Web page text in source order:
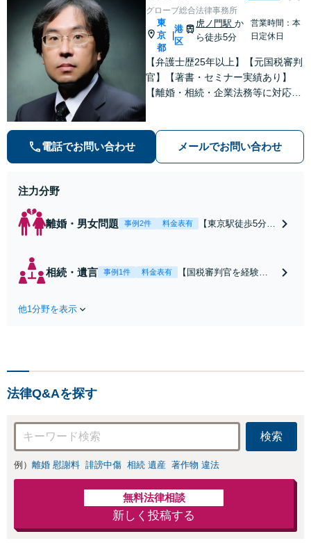
グローブ総合法律事務所
東
京
都
|
港
区
虎ノ門駅か
ら徒歩5分
営業時間：本
日定休日
【弁護士歴25年以上】【元国税審判
官】【著書・セミナー実績あり】
【離婚・相続・企業法務等に対応】
提案します
電話でお問い合わせ メールでお問い合わせ
注力分野
離婚・男女問題 事例2件 料金表有
【東京駅徒歩5分】
を描けるアドバイ
相続・遺言 事例1件 料金表有
【国税審判官を経験】
に最適な文案を考え出
他1分野を表示
法律Q&Aを探す
検索
例） 離婚 慰謝料 誹謗中傷 相続 遺産 著作物 違法
無料法律相談
新しく投稿する